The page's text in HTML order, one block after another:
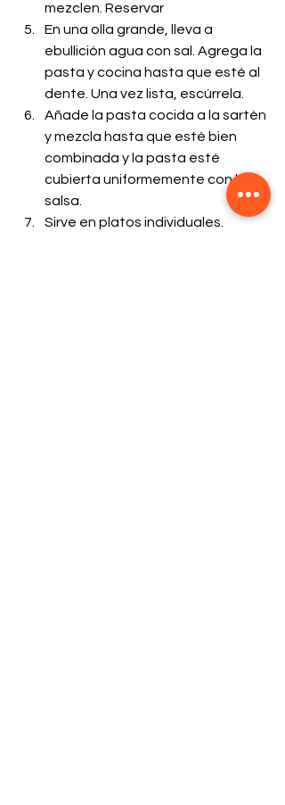
mezclen. Reservar
En una olla grande, lleva a
ebullición agua con sal. Agrega la
pasta y cocina hasta que esté al
dente. Una vez lista, escúrrela.
Añade la pasta cocida a la sartén
y mezcla hasta que esté bien
combinada y la pasta esté
cubierta uniformemente con la
salsa.
Sirve en platos individuales.